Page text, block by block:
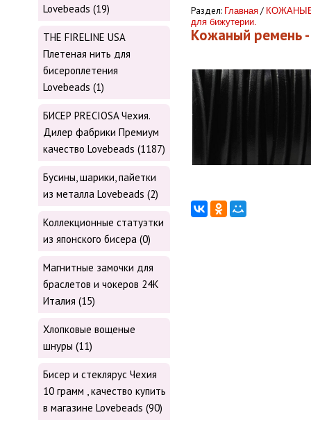
Lovebeads (19)
THE FIRELINE USA
Плетеная нить для
бисероплетения
Lovebeads (1)
БИСЕР PRECIOSA Чехия.
Дилер фабрики Премиум
качество Lovebeads (1187)
Бусины, шарики, пайетки
из металла Lovebeads (2)
Коллекционные статуэтки
из японского бисера (0)
Магнитные замочки для
браслетов и чокеров 24К
Италия (15)
Хлопковые вощеные
шнуры (11)
Бисер и стеклярус Чехия
10 грамм , качество купить
в магазине Lovebeads (90)
Раздел: Главная /
для бижутерии.
Кожаный ремень